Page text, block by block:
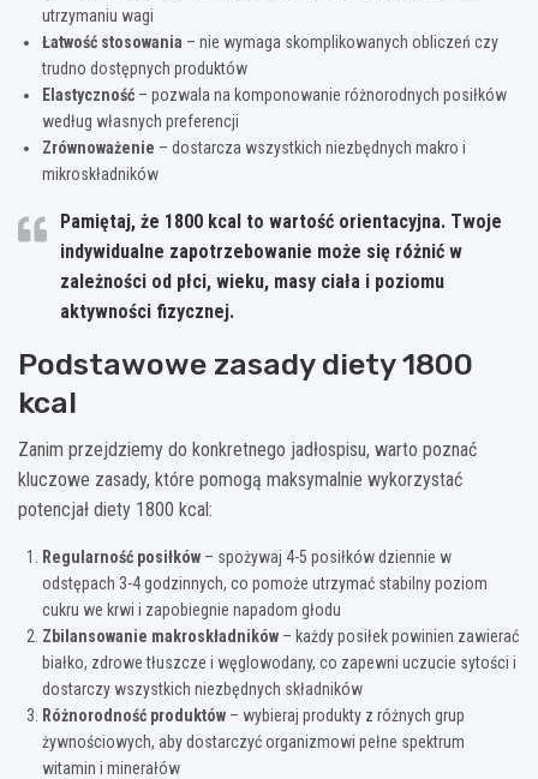
utrzymaniu wagi
Łatwość stosowania – nie wymaga skomplikowanych obliczeń czy
trudno dostępnych produktów
Elastyczność – pozwala na komponowanie różnorodnych posiłków
według własnych preferencji
Zrównoważenie – dostarcza wszystkich niezbędnych makro i
mikroskładników
Pamiętaj, że 1800 kcal to wartość orientacyjna. Twoje
indywidualne zapotrzebowanie może się różnić w
zależności od płci, wieku, masy ciała i poziomu
aktywności fizycznej.
Podstawowe zasady diety 1800
kcal
Zanim przejdziemy do konkretnego jadłospisu, warto poznać
kluczowe zasady, które pomogą maksymalnie wykorzystać
potencjał diety 1800 kcal:
Regularność posiłków – spożywaj 4-5 posiłków dziennie w
odstępach 3-4 godzinnych, co pomoże utrzymać stabilny poziom
cukru we krwi i zapobiegnie napadom głodu
Zbilansowanie makroskładników – każdy posiłek powinien zawierać
białko, zdrowe tłuszcze i węglowodany, co zapewni uczucie sytości i
dostarczy wszystkich niezbędnych składników
Różnorodność produktów – wybieraj produkty z różnych grup
żywnościowych, aby dostarczyć organizmowi pełne spektrum
witamin i minerałów